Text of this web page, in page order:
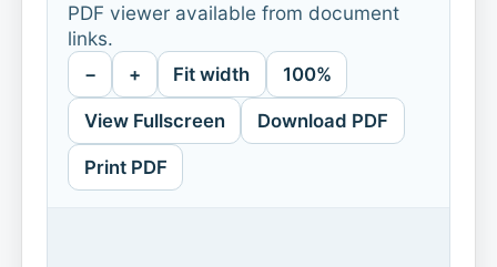
PDF viewer available from document
links.
− + Fit width 100%
View Fullscreen Download PDF
Print PDF